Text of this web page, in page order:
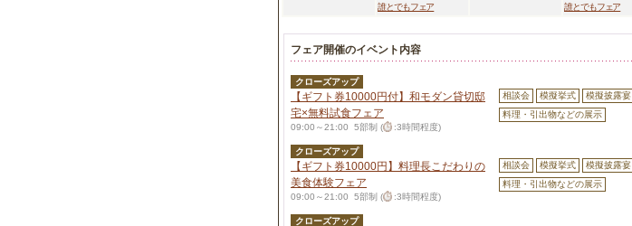
誰とでもフェア
誰とでもフェア
フェア開催のイベント内容
クローズアップ
【ギフト券10000円付】和モダン貸切邸
宅×無料試食フェア
09:00～21:00 5部制 ( :3時間程度)
相談会 模擬挙式 模擬披露宴
料理・引出物などの展示
クローズアップ
【ギフト券10000円】料理長こだわりの
美食体験フェア
09:00～21:00 5部制 ( :3時間程度)
相談会 模擬挙式 模擬披露宴
料理・引出物などの展示
クローズアップ